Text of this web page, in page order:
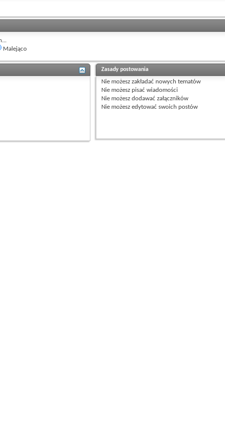
Malejąco
Zasady postowania
Nie możeszzakładać nowych tematów
Nie możeszpisać wiadomości
Nie możeszdodawać załączników
Nie możeszedytować swoich postów